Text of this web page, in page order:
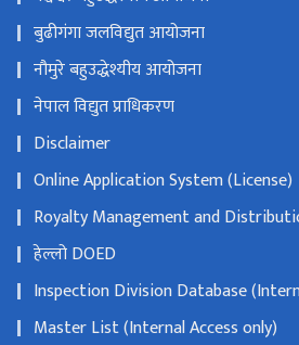
बुढीगंगा जलविद्युत आयोजना
नौमुरे बहुउद्धेश्यीय आयोजना
नेपाल विद्युत प्राधिकरण
Disclaimer
Online Application System (License)
Royalty Management and
हेल्लो DOED
Inspection Division Database
Master List (Internal Access only)